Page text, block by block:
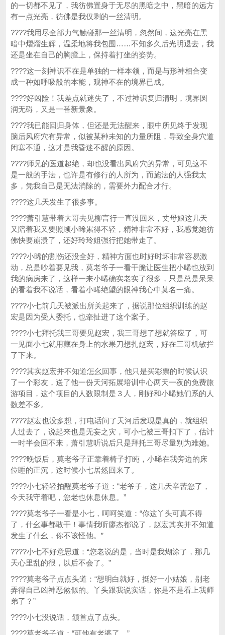
的一切都不见了，我彷佛置身于无尽的黑暗之中，黑暗的远方
有一点光亮，彷佛是我仅剩的一丝清明。
????我用尽全部力气触碰那一丝清明，忽然间，这光亮在黑
暗中熠熠生辉，温柔地将我包围……不知多久后光明退去，我
还是坐在自己的胸膛上，保持着打坐的姿势。
????这一刻神识不在是单独的一样本领，而是与形神相合变
成一种如呼吸般的本能，观神不在的境界已成。
????好凶险！我差点就迷失了，不过神识复归清明，境界圆
润无碍，又是一番新景象。
????我已能回归身体，但还是无法醒来，眼中所见终于发现
脑后风府穴有异常，似被某种未知的力量所阻，导致全身穴道
闭塞不通，这才是我昏迷不醒的原因。
????师兄的医道超绝，却也没看出风府穴的异常，可见这不
是一般的手法，也许是有修行的人所为，而施法的人强我太
多，凭我自己是无法消除的，需要外力配合才行。
????这几天发生了很多事。
????萧引慧带着大哥去见柳言行一直没回来，丈母娘这几天
又陪着我又要照顾小晞累得不轻，精神非常不好，我感觉她彷
佛快要崩溃了，还好玲玲姐强行把她带走了。
????小晞的割伤还没全好，精神方面也时好时坏非常容易激
动，总是吵着要见我，莫老爷子一看干脆让医生把小晞也放到
我的病房来了，这样一来小晞确实老实了很多，只是总是呆呆
的看着我不说话，看着小晞绝望的眼神我心中莫名一痛。
????小七前几天被派出所关起来了，据说那位组织训练的赵
宏是因为受人委托，也牵扯进了这个案子。
????小七拜托我三哥要见赵宏，我三哥想了想就答应了，可
一见面小七就用藏在身上的水果刀想扎赵宏，好在三哥机敏拦
了下来。
????其实赵宏并不知道怎幺回事，他只是买彩票的时候认识
了一个彩友，送了他一份天河拓展培训中心两天一夜的免费旅
游项目，这个项目的人数限制是３人，刚好和小晞她们系的人
数差不多。
????赵宏也没多想，打电话问了天河后发现是真的，就组织
人过去了，说起来也是无妄之灾，可小七被三哥扣下了，估计
一时半会回不来，萧引慧听说后只是拜托三哥尽量别为难她。
????晚饭后，莫老爷子正靠着椅子打盹，小晞在我旁边的床
位睡的正沉，这时候小七居然回来了。
????小七轻轻拍醒莫老爷子道：“老爷子，这几天辛苦您了，
今天我守着吧，您老也休息休息。”
????莫老爷子一看是小七，呵呵笑道：“你这丫头可真不得
了，什幺事都敢干！事情我听廖杰都说了，赵宏其实并不知道
发生了什幺，你不该怪他。”
????小七不好意思道：“您老说的是，当时是我煳涂了，那几
天心里乱的很，以后不会了。”
????莫老爷子点点头道：“想明白就好，挺好一小姑娘，别老
弄得自己凶神恶煞似的。丫头跟我说实话，你是不是看上我师
弟了？”
????小七没说话，颔首点了点头。
????莫老爷子道：“可他有老婆了。”